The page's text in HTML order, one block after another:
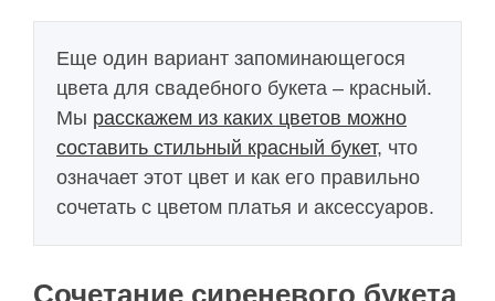
Еще один вариант запоминающегося
цвета для свадебного букета – красный.
Мы расскажем из каких цветов можно
составить стильный красный букет, что
означает этот цвет и как его правильно
сочетать с цветом платья и аксессуаров.